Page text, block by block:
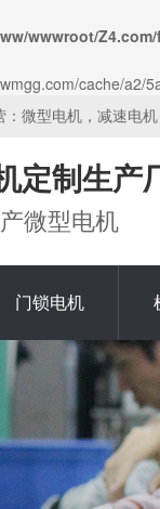
wwwroot/
cache/
微型电机，减速电
定制生产
微型电机
门锁电机